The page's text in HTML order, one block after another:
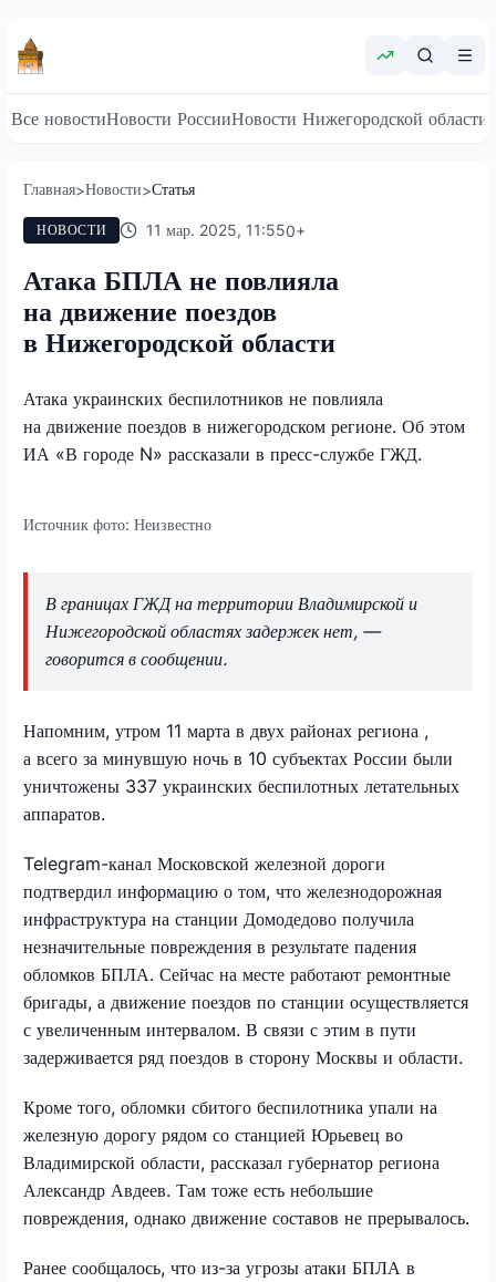
Все новостиНовости РоссииНовости Нижегородской области
Главная>Новости>Статья
НОВОСТИ 11 мар. 2025, 11:550+
Атака БПЛА не повлияла
на движение поездов
в Нижегородской области
Атака украинских беспилотников не повлияла
на движение поездов в нижегородском регионе. Об этом
ИА «В городе N» рассказали в пресс-службе ГЖД.
Источник фото: Неизвестно
В границах ГЖД на территории Владимирской и
Нижегородской областях задержек нет, —
говорится в сообщении.
Напомним, утром 11 марта в двух районах региона ,
а всего за минувшую ночь в 10 субъектах России были
уничтожены 337 украинских беспилотных летательных
аппаратов.
Telegram-канал Московской железной дороги
подтвердил информацию о том, что железнодорожная
инфраструктура на станции Домодедово получила
незначительные повреждения в результате падения
обломков БПЛА. Сейчас на месте работают ремонтные
бригады, а движение поездов по станции осуществляется
с увеличенным интервалом. В связи с этим в пути
задерживается ряд поездов в сторону Москвы и области.
Кроме того, обломки сбитого беспилотника упали на
железную дорогу рядом со станцией Юрьевец во
Владимирской области, рассказал губернатор региона
Александр Авдеев. Там тоже есть небольшие
повреждения, однако движение составов не прерывалось.
Ранее сообщалось, что из-за угрозы атаки БПЛА в